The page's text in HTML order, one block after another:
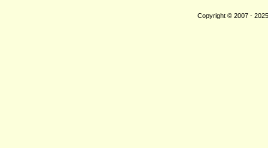
Copyright © 2007 -